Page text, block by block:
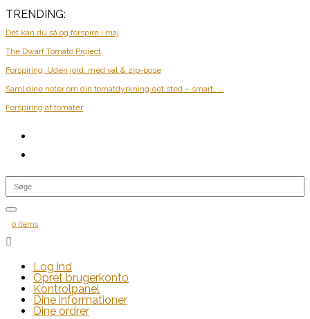
TRENDING:
Det kan du så og forspire i maj
The Dwarf Tomato Project
Forspiring: Uden jord, med vat & zip-pose
Saml dine noter om din tomatdyrkning eet sted – smart, ...
Forspiring af tomater
0 Items

Log ind
Opret brugerkonto
Kontrolpanel
Dine informationer
Dine ordrer